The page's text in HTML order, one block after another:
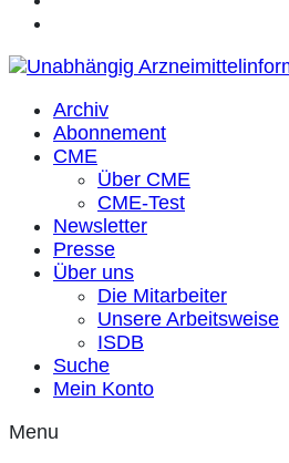
Archiv
Abonnement
CME
Über CME
CME-Test
Newsletter
Presse
Über uns
Die Mitarbeiter
Unsere Arbeitsweise
ISDB
Suche
Mein Konto
Menu